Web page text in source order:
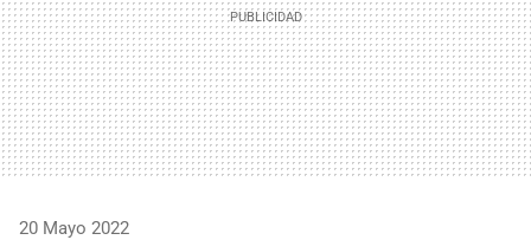
20 Mayo 2022